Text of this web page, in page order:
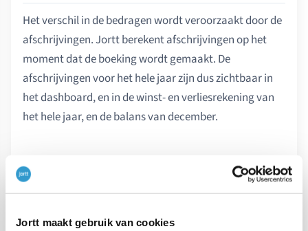
Jortt maakt gebruik van cookies
Het verschil in de bedragen wordt veroorzaakt door de
afschrijvingen. Jortt berekent afschrijvingen op het
moment dat de boeking wordt gemaakt. De
afschrijvingen voor het hele jaar zijn dus zichtbaar in
het dashboard, en in de winst- en verliesrekening van
het hele jaar, en de balans van december.
←Privé-opname in balans